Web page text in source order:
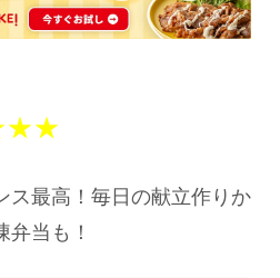
ス最高！毎日の献立作りか
弁当も！